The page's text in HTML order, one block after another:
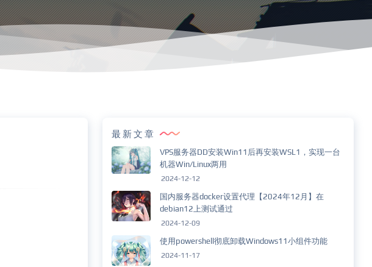
最新文章
VPS服务器DD安装Win11后再安装WSL1，实现一台
机器Win/Linux两用
2024-12-12
国内服务器docker设置代理【2024年12月】在
debian12上测试通过
2024-12-09
使用powershell彻底卸载Windows11小组件功能
2024-11-17